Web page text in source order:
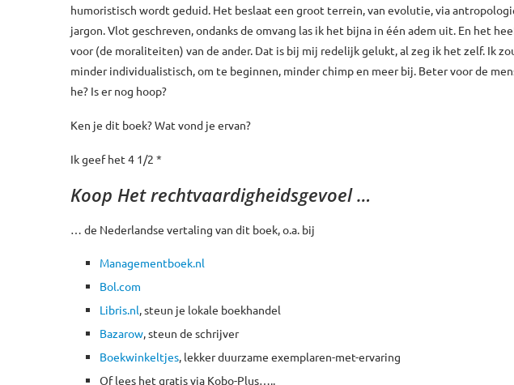
humoristisch wordt geduid. Het beslaat een groot terrein, van evolutie, via
jargon. Vlot geschreven, ondanks de omvang las ik het bijna in één adem uit. En het
voor (de moraliteiten) van de ander. Dat is bij mij redelijk gelukt, al zeg ik het zelf. Ik
minder individualistisch, om te beginnen, minder chimp en meer bij. Beter voor de
he? Is er nog hoop?
Ken je dit boek? Wat vond je ervan?
Ik geef het 4 1/2 *
Koop Het rechtvaardigheidsgevoel …
… de Nederlandse vertaling van dit boek, o.a. bij
Managementboek.nl
Bol.com
Libris.nl, steun je lokale boekhandel
Bazarow, steun de schrijver
Boekwinkeltjes, lekker duurzame exemplaren-met-ervaring
Of lees het gratis via Kobo-Plus…..